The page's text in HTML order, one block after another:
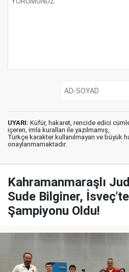
UYARI: Küfür, hakaret, rencide edici
içeren, imla kuralları ile yazılmamış,
Türkçe karakter kullanılmayan ve büyük
onaylanmamaktadır.
Kahramanmaraşlı
Sude Bilginer,
Şampiyonu Oldu!